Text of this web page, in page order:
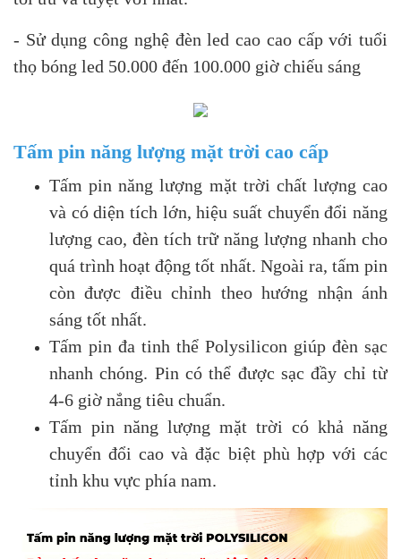
- Sử dụng công nghệ đèn led cao cao cấp với tuổi
thọ bóng led 50.000 đến 100.000 giờ chiếu sáng
Tấm pin năng lượng mặt trời cao cấp
Tấm pin năng lượng mặt trời chất lượng cao
và có diện tích lớn, hiệu suất chuyển đổi năng
lượng cao, đèn tích trữ năng lượng nhanh cho
quá trình hoạt động tốt nhất. Ngoài ra, tấm pin
còn được điều chỉnh theo hướng nhận ánh
sáng tốt nhất.
Tấm pin đa tinh thể Polysilicon giúp đèn sạc
nhanh chóng. Pin có thể được sạc đầy chỉ từ
4-6 giờ nắng tiêu chuẩn.
Tấm pin năng lượng mặt trời có khả năng
chuyển đổi cao và đặc biệt phù hợp với các
tỉnh khu vực phía nam.